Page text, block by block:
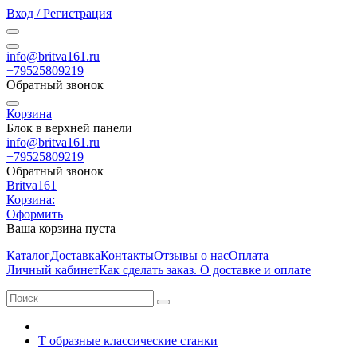
Вход / Регистрация
info@britva161.ru
+79525809219
Обратный звонок
Корзина
Блок в верхней панели
info@britva161.ru
+79525809219
Обратный звонок
Britva161
Корзина:
Оформить
Ваша корзина пуста
КаталогДоставкаКонтактыОтзывы о насОплата
Личный кабинетКак сделать заказ. О доставке и оплате
Т образные классические станки